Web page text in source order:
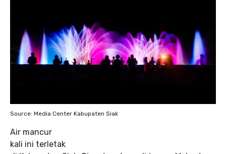
Source: Media Center Kabupaten Siak
Air mancur
kali ini terletak